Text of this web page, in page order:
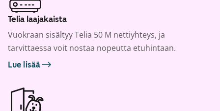
Telia laajakaista
Vuokraan sisältyy Telia 50 M nettiyhteys, ja
tarvittaessa voit nostaa nopeutta etuhintaan.
Lue lisää